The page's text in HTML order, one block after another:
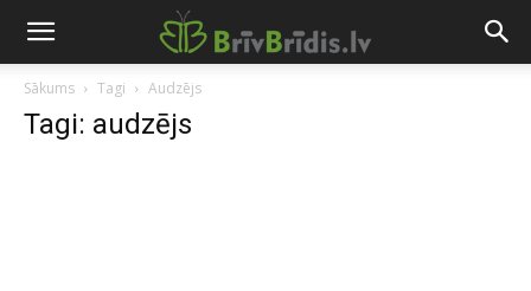
Sākums Tagi Audzējs
Tagi: audzējs